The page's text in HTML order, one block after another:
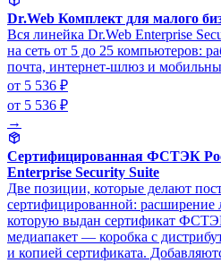
Dr.Web Комплект для малого
Вся линейка Dr.Web Enterprise
на сеть от 5 до 25 компьютеров:
почта, интернет-шлюз и
от 5 536 ₽
от 5 536 ₽
→
Сертифицированная ФСТЭК
Enterprise Security Suite
Две позиции, которые делают
сертифицированной: расширение
которую выдан сертификат
медиапакет — коробка с
и копией сертификата.